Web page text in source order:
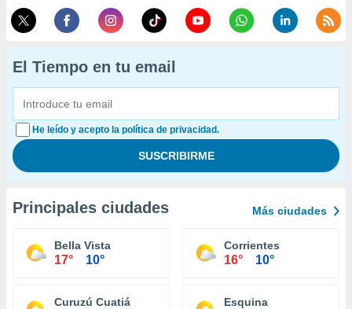
El Tiempo en tu email
He leído y acepto la política de privacidad.
Principales ciudades Más ciudades
Bella Vista
17° 10°
Corrientes
16° 10°
Curuzú Cuatiá Esquina